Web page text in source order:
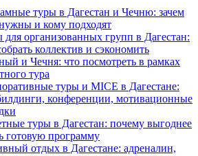
туры в Дагестан и Чечню: зачем
и кому подходят
для организованных групп в Дагестан:
коллектив и сэкономить
и Чечня: что посмотреть в рамках
тура
туры и MICE в Дагестане:
конференции, мотивационные
туры в Дагестан: почему выгоднее
готовую программу
отдых в Дагестане: адреналин,